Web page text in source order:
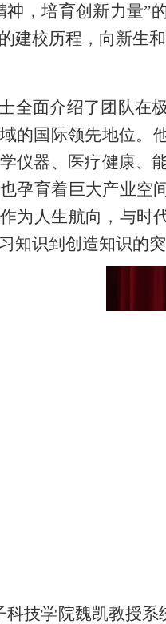
神，培育创新力量”
建校历程，向新生
全面介绍了团队在
的国际领先地位。
仪器、医疗健康、
孕育着巨大产业空
为人生航向，与时
知识到创造知识的
科技学院魏凯教授